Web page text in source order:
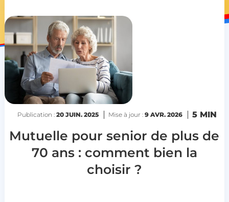
Publication : 20 JUIN. 2025 Mise à jour : 9 AVR. 2026 5 MIN
Mutuelle pour senior de plus de
70 ans : comment bien la
choisir ?